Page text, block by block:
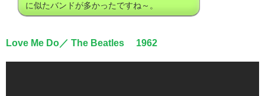
に似たバンドが多かったですね～。
Love Me Do／ The Beatles 1962